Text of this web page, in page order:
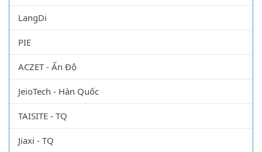
LangDi
PIE
ACZET - Ấn Độ
JeioTech - Hàn Quốc
TAISITE - TQ
Jiaxi - TQ